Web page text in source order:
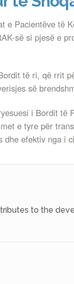
Pacientëve të
së si pjesë e
të ri, që rrit
së
i Bordit
e tyre për
efektiv nga i
to the